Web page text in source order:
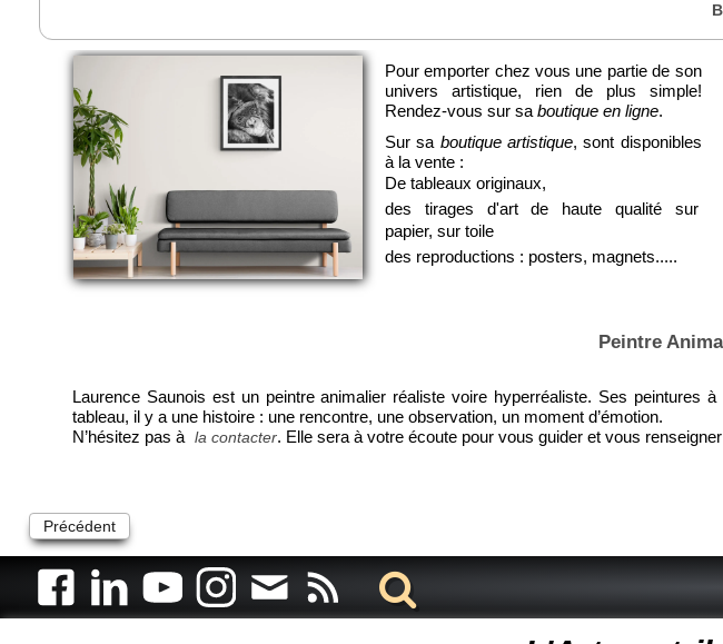
Pour emporter chez vous une partie de son
univers artistique, rien de plus simple!
Rendez-vous sur sa boutique en ligne.
Sur sa boutique artistique, sont disponibles
à la vente :
De tableaux originaux,
des tirages d'art de haute qualité sur
papier, sur toile
des reproductions : posters, magnets.....
Peintre
Laurence Saunois est un peintre animalier réaliste voire hyperréaliste. Ses peintures
tableau, il y a une histoire : une rencontre, une observation, un moment d’émotion.
N’hésitez pas à la contacter. Elle sera à votre écoute pour vous guider et vous
Précédent